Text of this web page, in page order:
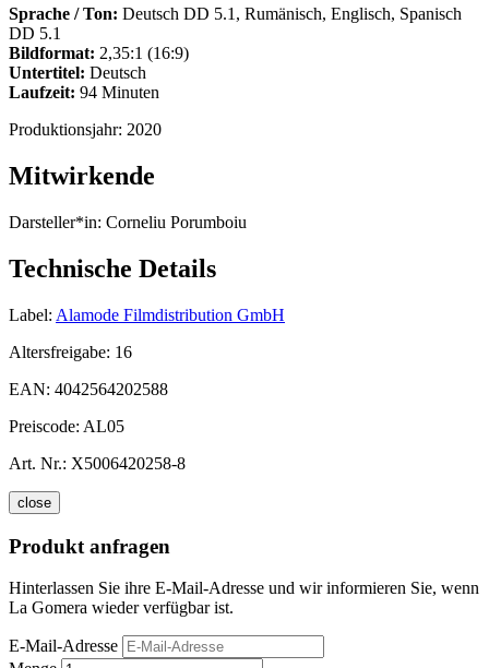
Sprache / Ton: Deutsch DD 5.1, Rumänisch, Englisch, Spanisch
DD 5.1
Bildformat: 2,35:1 (16:9)
Untertitel: Deutsch
Laufzeit: 94 Minuten
Produktionsjahr: 2020
Mitwirkende
Darsteller*in: Corneliu Porumboiu
Technische Details
Label: Alamode Filmdistribution GmbH
Altersfreigabe: 16
EAN: 4042564202588
Preiscode: AL05
Art. Nr.: X5006420258-8
close
Produkt anfragen
Hinterlassen Sie ihre E-Mail-Adresse und wir informieren Sie, wenn
La Gomera wieder verfügbar ist.
E-Mail-Adresse